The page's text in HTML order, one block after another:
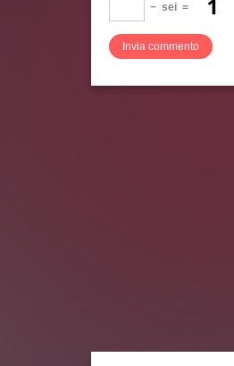
− sei =